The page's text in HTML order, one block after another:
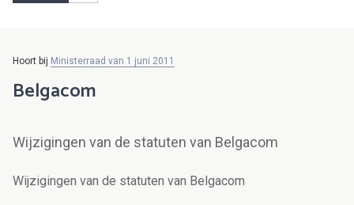
Hoort bij Ministerraad van 1 juni 2011
Belgacom
Wijzigingen van de statuten van Belgacom
Wijzigingen van de statuten van Belgacom